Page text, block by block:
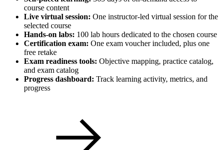
course content
Live virtual session: One instructor-led virtual session for the
selected course
Hands-on labs: 100 lab hours dedicated to the chosen course
Certification exam: One exam voucher included, plus one
free retake
Exam readiness tools: Objective mapping, practice catalog,
and exam catalog
Progress dashboard: Track learning activity, metrics, and
progress